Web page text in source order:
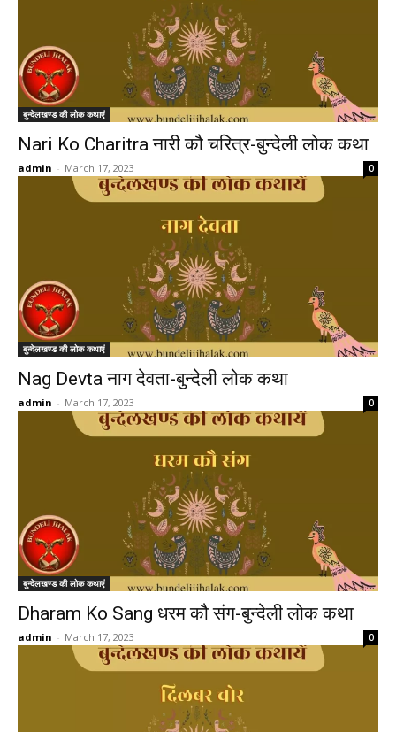
बुन्देलखण्ड की लोक कथाएं
Nari Ko Charitra नारी कौ चरित्र-बुन्देली लोक कथा
admin - March 17, 2023 0
बुन्देलखण्ड की लोक कथाएं
Nag Devta नाग देवता-बुन्देली लोक कथा
admin - March 17, 2023 0
बुन्देलखण्ड की लोक कथाएं
Dharam Ko Sang धरम कौ संग-बुन्देली लोक कथा
admin - March 17, 2023 0